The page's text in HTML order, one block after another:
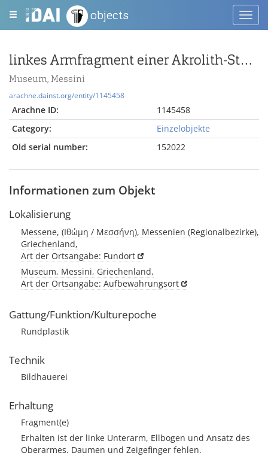
objects
linkes Armfragment einer Akrolith-Statue
Museum, Messini
arachne.dainst.org/entity/1145458
Arachne ID:
1145458
Category:
Einzelobjekte
Old serial number:
152022
Informationen zum Objekt
Lokalisierung
Messene, (Ιθώμη / Μεσσήνη), Messenien (Regionalbezirke),
Griechenland,
Art der Ortsangabe: Fundort
Museum, Messini, Griechenland,
Art der Ortsangabe: Aufbewahrungsort
Gattung/Funktion/Kulturepoche
Rundplastik
Technik
Bildhauerei
Erhaltung
Fragment(e)
Erhalten ist der linke Unterarm, Ellbogen und Ansatz des
Oberarmes. Daumen und Zeigefinger fehlen.